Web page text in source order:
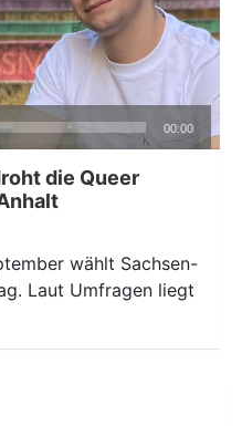
00:00
die Queer
wählt Sachsen-
Laut Umfragen liegt